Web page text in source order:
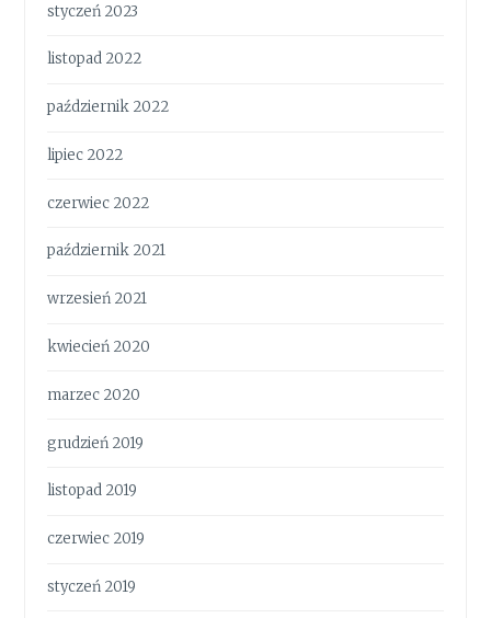
styczeń 2023
listopad 2022
październik 2022
lipiec 2022
czerwiec 2022
październik 2021
wrzesień 2021
kwiecień 2020
marzec 2020
grudzień 2019
listopad 2019
czerwiec 2019
styczeń 2019